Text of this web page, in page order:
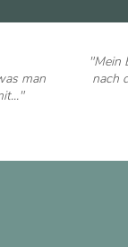
man
"Mein
nach